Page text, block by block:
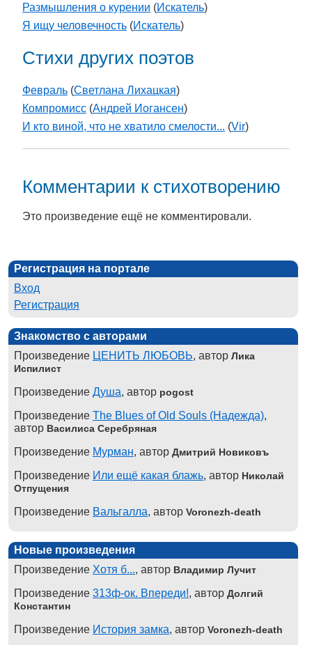
Размышления о курении (Искатель)
Я ищу человечность (Искатель)
Стихи других поэтов
Февраль (Светлана Лихацкая)
Компромисс (Андрей Иогансен)
И кто виной, что не хватило смелости... (Vir)
Комментарии к стихотворению
Это произведение ещё не комментировали.
Регистрация на портале
Вход
Регистрация
Знакомство с авторами
Произведение ЦЕНИТЬ ЛЮБОВЬ, автор Лика
Испилист
Произведение Душа, автор pogost
Произведение The Blues of Old Souls (Надежда),
автор Василиса Серебряная
Произведение Мурман, автор Дмитрий Новиковъ
Произведение Или ещё какая блажь, автор Николай
Отпущения
Произведение Вальгалла, автор Voronezh-death
Новые произведения
Произведение Хотя б..., автор Владимир Лучит
Произведение 313ф-ок. Впереди!, автор Долгий
Константин
Произведение История замка, автор Voronezh-death